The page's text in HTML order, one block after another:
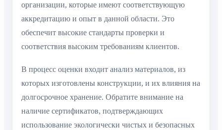
организации, которые имеют соответствующую
аккредитацию и опыт в данной области. Это
обеспечит высокие стандарты проверки и
соответствия высоким требованиям клиентов.
В процесс оценки входит анализ материалов, из
которых изготовлены конструкции, и их влияния на
долгосрочное хранение. Обратите внимание на
наличие сертификатов, подтверждающих
использование экологически чистых и безопасных